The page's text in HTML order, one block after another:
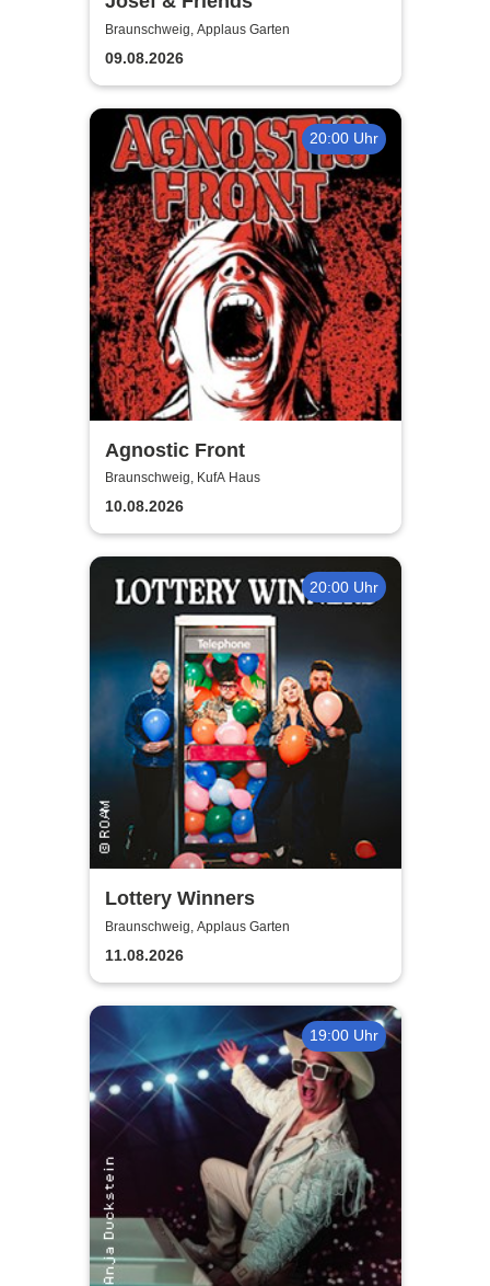
Braunschweig, Applaus Garten
09.08.2026
20:00 Uhr
Agnostic Front
Braunschweig, KufA Haus
10.08.2026
20:00 Uhr
Lottery Winners
Braunschweig, Applaus Garten
11.08.2026
19:00 Uhr